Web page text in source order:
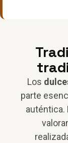
Los
parte
auténtica.